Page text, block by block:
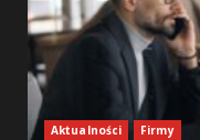
Aktualności Firmy